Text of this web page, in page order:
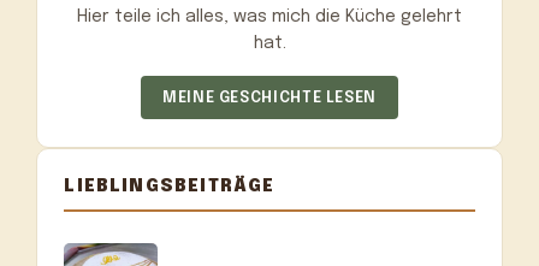
Hier teile ich alles, was mich die Küche gelehrt
hat.
MEINE GESCHICHTE LESEN
LIEBLINGSBEITRÄGE